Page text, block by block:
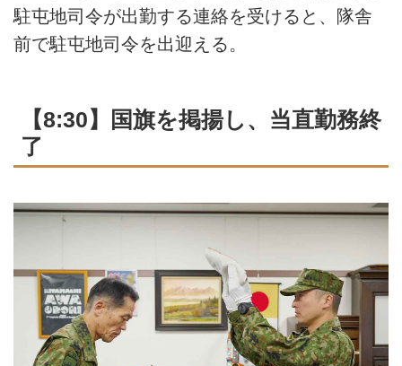
駐屯地司令が出勤する連絡を受けると、隊舎
前で駐屯地司令を出迎える。
【8:30】国旗を掲揚し、当直勤務終
了